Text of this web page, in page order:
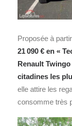
Proposée à
21 090 € en «
Renault Twingo
citadines les
elle attire les
consomme très